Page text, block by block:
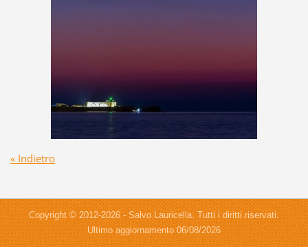
« Indietro
Copyright © 2012-2026 - Salvo Lauricella. Tutti i diritti riservati.
Ultimo aggiornamento 06/08/2026